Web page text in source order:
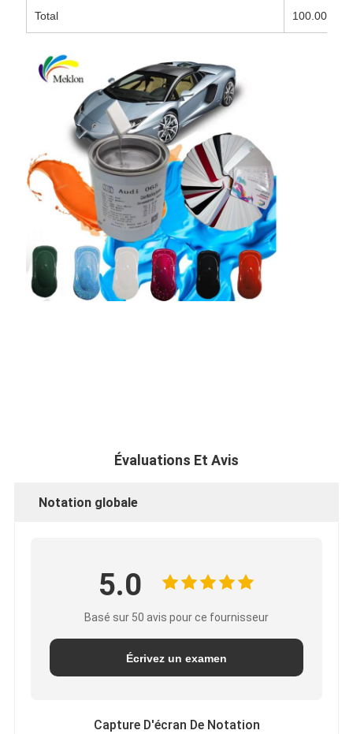
Total 100.00%
Évaluations Et Avis
Notation globale
5.0
Basé sur 50 avis pour ce fournisseur
Écrivez un examen
Capture D'écran De Notation